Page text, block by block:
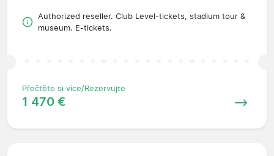
Authorized reseller. Club Level-tickets, stadium tour &
museum. E-tickets.
Přečtěte si více/Rezervujte
1 470 €